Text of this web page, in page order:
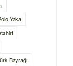
Yaka
Bayrağı